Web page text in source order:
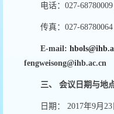
电话：027-
传真：027-68780064
E-mail:
fengweisong@ihb.ac.cn
三、 会议日期与地
日期： 2017年9月 23